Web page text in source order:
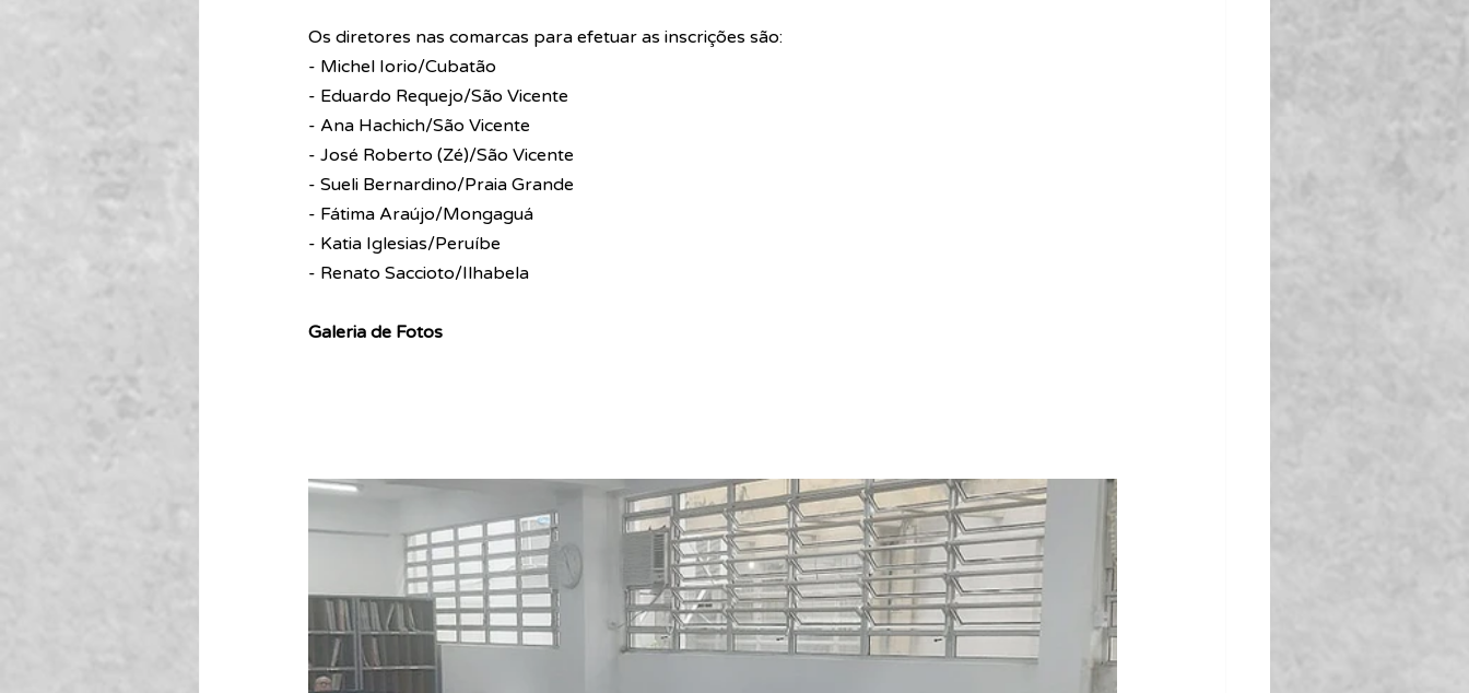
Os diretores nas comarcas para efetuar as inscrições são:
- Michel Iorio/Cubatão
- Eduardo Requejo/São Vicente
- Ana Hachich/São Vicente
- José Roberto (Zé)/São Vicente
- Sueli Bernardino/Praia Grande
- Fátima Araújo/Mongaguá
- Katia Iglesias/Peruíbe
- Renato Saccioto/Ilhabela
Galeria de Fotos